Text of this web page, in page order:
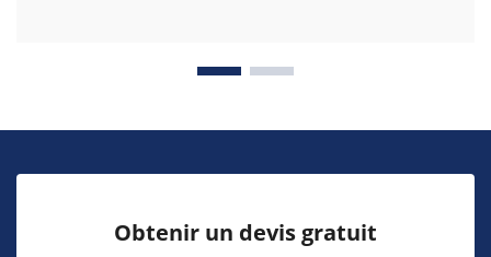
Obtenir un devis gratuit